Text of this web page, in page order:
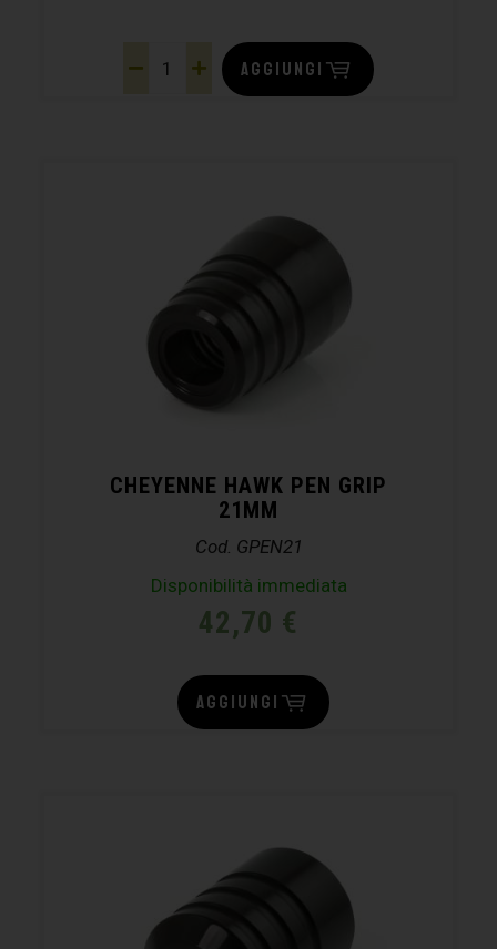
AGGIUNGI
CHEYENNE HAWK PEN GRIP
21MM
Cod. GPEN21
Disponibilità immediata
42,70 €
AGGIUNGI